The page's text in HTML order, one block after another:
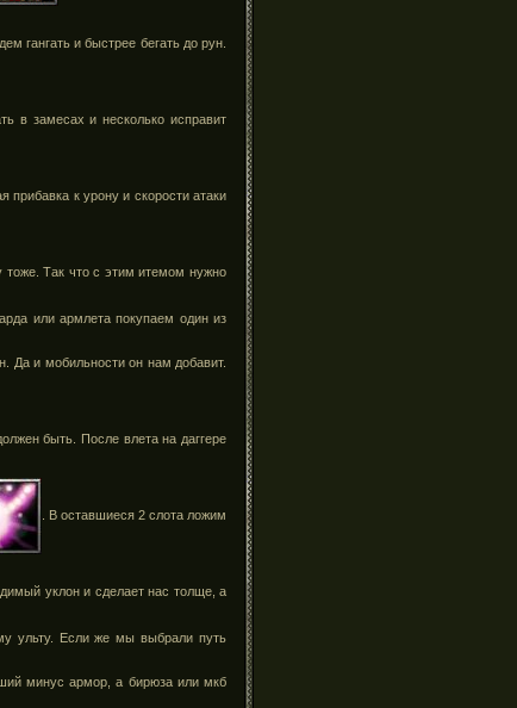
гангать и быстрее бегать до рун.
в замесах и несколько исправит
прибавка к урону и скорости атаки
Так что с этим итемом нужно
или армлета покупаем один из
Да и мобильности он нам добавит.
быть. После влета на даггере
. В оставшиеся 2 слота ложим
уклон и сделает нас толще, а
ульту. Если же мы выбрали путь
минус армор, а бирюза или мкб